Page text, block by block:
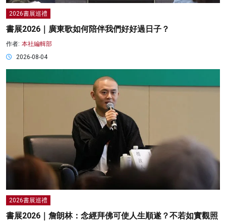
2026書展巡禮
書展2026｜廣東歌如何陪伴我們好好過日子？
作者: 本社編輯部
2026-08-04
2026書展巡禮
書展2026｜詹朗林：念經拜佛可使人生順遂？不若如實觀照